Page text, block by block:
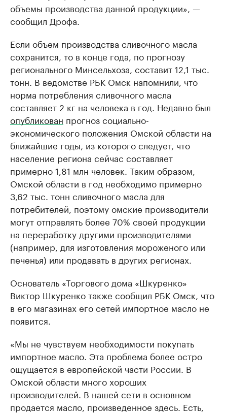
объемы производства данной продукции», —
сообщил Дрофа.
Если объем производства сливочного масла
сохранится, то в конце года, по прогнозу
регионального Минсельхоза, составит 12,1 тыс.
тонн. В ведомстве РБК Омск напомнили, что
норма потребления сливочного масла
составляет 2 кг на человека в год. Недавно был
опубликован прогноз социально-
экономического положения Омской области на
ближайшие годы, из которого следует, что
население региона сейчас составляет
примерно 1,81 млн человек. Таким образом,
Омской области в год необходимо примерно
3,62 тыс. тонн сливочного масла для
потребителей, поэтому омские производители
могут отправлять более 70% своей продукции
на переработку другими производителями
(например, для изготовления мороженого или
печенья) или продавать в других регионах.
Основатель «Торгового дома «Шкуренко»
Виктор Шкуренко также сообщил РБК Омск, что
в его магазинах его сетей импортное масло не
появится.
«Мы не чувствуем необходимости покупать
импортное масло. Эта проблема более остро
ощущается в европейской части России. В
Омской области много хороших
производителей. В нашей сети в основном
продается масло, произведенное здесь. Есть,